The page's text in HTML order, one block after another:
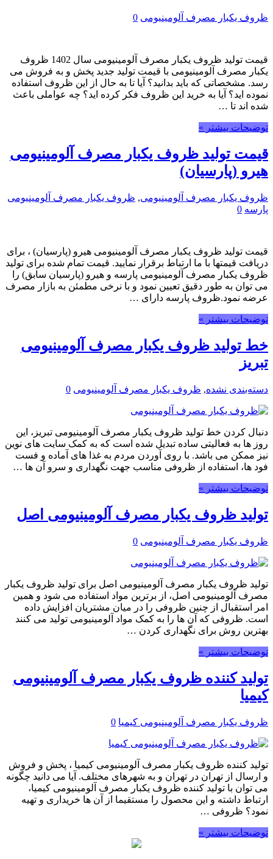
ظروف یکبار مصرف آلومینیومی 0
قیمت تولید ظروف یکبار مصرف آلومینیومی سال 1402 ظروف
یکبار مصرف آلومینیومی با قیمت تولید جدید پخش و به فروش می
رسد. مشخصاتی که باید بدانید؟ آیا تا به حال از این ظروف استفاده
نموده اید؟ آیا به خرید این ظروف فکر کرده اید؟ چه عواملی باعث
شده اند تا …
توضیحات بیشتر »
قیمت تولید ظروف یکبار مصرف آلومینیومی
هیرو (پارسیان)
ظروف یکبار مصرف آلومینیومی, ظروف یکبار مصرف آلومینیومی
پارسه 0
قیمت تولید ظروف یکبار مصرف آلومینیومی هیرو (پارسیان) ، برای
دریافت قیمتها با ما ارتباط برقرار نمایید. قیمت تمام شده برای تولید
ظروف یکبار مصرف آلومینیومی پارسه و هیرو (پارسیان سابق) را
می توان به طور دقیق تعیین نمود و با نرخی مطمئن به بازار مصرف
عرضه نمود.ظروف پارسه دارای …
توضیحات بیشتر »
خط تولید ظروف یکبار مصرف آلومینیومی
تبریز
دسته‌بندی نشده, ظروف یکبار مصرف آلومینیومی 0
دنبال کردن خط تولید ظروف یکبار مصرف آلومینیومی تبریز، این
روز ها به فعالیتی ساده تبدیل شده است که به کمک سایت های نوین
نیز ممکن می باشد. با روی آوردن مردم به غذا های آماده و فست
فود ها، استفاده از ظروفی مناسب جهت نگهداری و سرو آن ها …
توضیحات بیشتر »
تولید ظروف یکبار مصرف آلومینیومی اصل
ظروف یکبار مصرف آلومینیومی 0
تولید ظروف یکبار مصرف آلومینیومی اصل برای تولید ظروف یکبار
مصرف آلومینیومی اصل، از برترین مواد استفاده می شود و همین
امر استقبال از چنین ظروفی را در میان مشتریان افزایش داده
است. ظروفی که آن ها را به کمک مواد آلومینیومی تولید می کنند
بهترین روش برای نگهداری کردن …
توضیحات بیشتر »
تولید کننده ظروف یکبار مصرف آلومینیومی
کیمیا
ظروف یکبار مصرف آلومینیومی کیمیا 0
تولید کننده ظروف یکبار مصرف آلومینیومی کیمیا ، پخش و فروش
و ارسال از تهران در تهران و به شهرهای مختلف. آیا می دانید چگونه
می توان با تولید کننده ظروف یکبار مصرف آلومینیومی کیمیا،
ارتباط داشته و این محصول را مستقیما از آن ها خریداری و تهیه
نمود؟ ظروفی …
توضیحات بیشتر »